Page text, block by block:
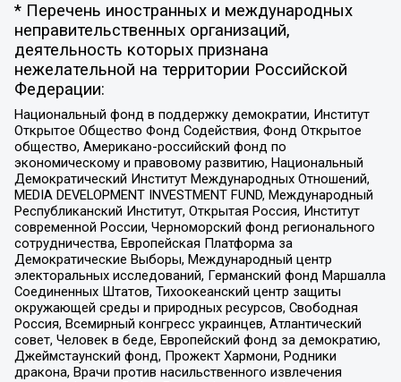
* Перечень иностранных и международных
неправительственных организаций,
деятельность которых признана
нежелательной на территории Российской
Федерации:
Национальный фонд в поддержку демократии, Институт
Открытое Общество Фонд Содействия, Фонд Открытое
общество, Американо-российский фонд по
экономическому и правовому развитию, Национальный
Демократический Институт Международных Отношений,
MEDIA DEVELOPMENT INVESTMENT FUND, Международный
Республиканский Институт, Открытая Россия, Институт
современной России, Черноморский фонд регионального
сотрудничества, Европейская Платформа за
Демократические Выборы, Международный центр
электоральных исследований, Германский фонд Маршалла
Соединенных Штатов, Тихоокеанский центр защиты
окружающей среды и природных ресурсов, Свободная
Россия, Всемирный конгресс украинцев, Атлантический
совет, Человек в беде, Европейский фонд за демократию,
Джеймстаунский фонд, Прожект Хармони, Родники
дракона, Врачи против насильственного извлечения